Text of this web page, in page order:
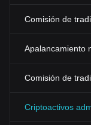
Comisión de
Apalancamiento
Comisión de
Criptoactivos